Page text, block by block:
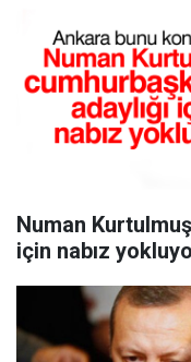
Numan
için nabız